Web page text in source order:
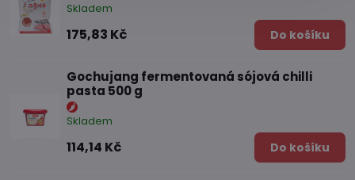
Skladem
175,83 Kč Do košíku
Gochujang fermentovaná sójová chilli
pasta 500 g
Skladem
114,14 Kč Do košíku